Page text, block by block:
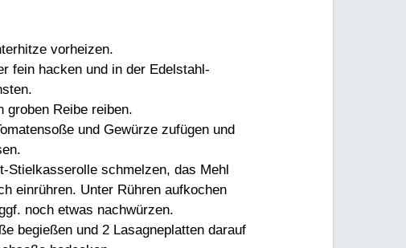
vorheizen.
fein hacken und in der Edelstahl-
groben Reibe reiben.
und Gewürze zufügen und
Stielkasserolle schmelzen, das Mehl
einrühren. Unter Rühren aufkochen
noch etwas nachwürzen.
begießen und 2 Lasagneplatten darauf